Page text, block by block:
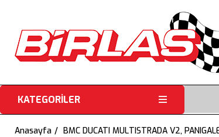
KATEGORİLER
Anasayfa BMC DUCATI MULTISTRADA V2,